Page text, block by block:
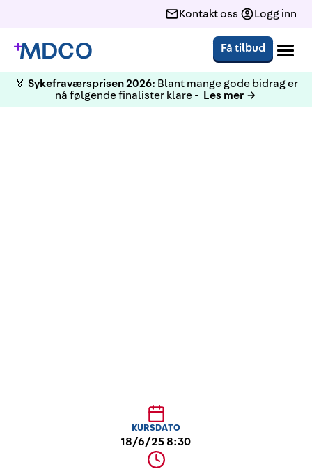
Kontakt oss Logg inn
Få tilbud
🏅 Sykefraværsprisen 2026: Blant mange gode bidrag er
nå følgende finalister klare -
Les mer →
KURSDATO
18/6/25 8:30